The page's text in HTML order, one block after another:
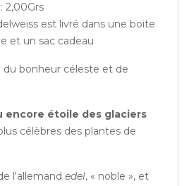
2,00Grs
est livré dans une boite
et un sac cadeau
bonheur céleste et de
encore étoile des glaciers
célèbres des plantes de
l'allemand edel, « noble », et